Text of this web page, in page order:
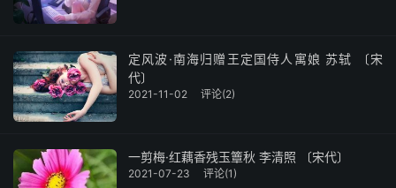
定风波·南海归赠王定国侍人寓娘 苏轼 〔宋
代〕
2021-11-02 评论(2)
一剪梅·红藕香残玉簟秋 李清照 〔宋代〕
2021-07-23 评论(1)